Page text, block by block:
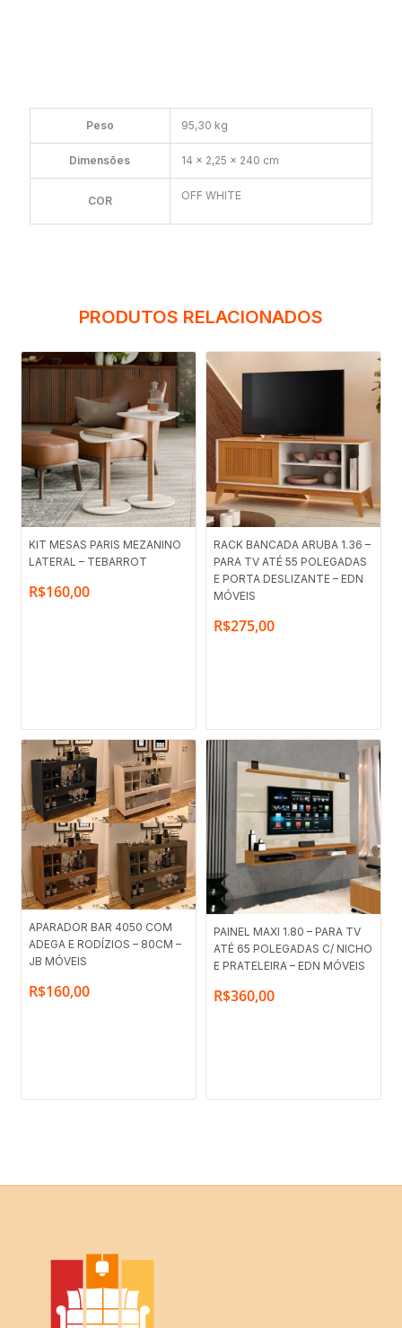
Peso 95,30 kg
Dimensões 14 × 2,25 × 240 cm
COR OFF WHITE
PRODUTOS RELACIONADOS
KIT MESAS PARIS MEZANINO
LATERAL – TEBARROT
R$160,00
RACK BANCADA ARUBA 1.36 –
PARA TV ATÉ 55 POLEGADAS
E PORTA DESLIZANTE – EDN
MÓVEIS
R$275,00
APARADOR BAR 4050 COM
ADEGA E RODÍZIOS – 80CM –
JB MÓVEIS
R$160,00
PAINEL MAXI 1.80 – PARA TV
ATÉ 65 POLEGADAS C/ NICHO
E PRATELEIRA – EDN MÓVEIS
R$360,00